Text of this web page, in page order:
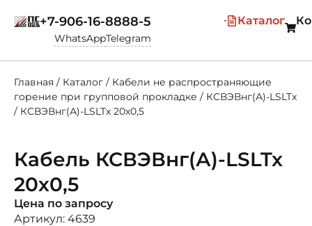
Каталог
+7-906-16-8888-5
WhatsAppTelegram
Главная / Каталог / Кабели не распространяющие
горение при групповой прокладке / КСВЭВнг(А)-LSLTx
/ КСВЭВнг(А)-LSLTx 20х0,5
Кабель КСВЭВнг(А)-LSLTx
20х0,5
Цена по запросу
Артикул: 4639